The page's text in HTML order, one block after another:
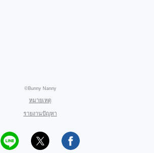
©Bunny Nanny
หมายเหตุ
รายงานปัญหา